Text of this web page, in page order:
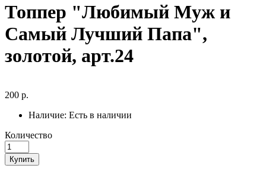
Топпер "Любимый Муж и
Самый Лучший Папа",
золотой, арт.24
200 р.
Наличие: Есть в наличии
Количество
Купить